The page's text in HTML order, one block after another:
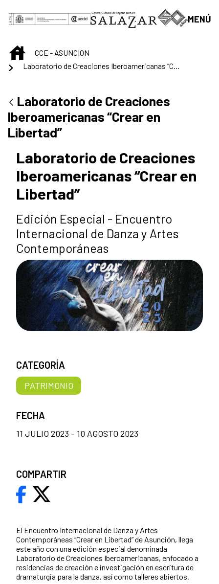
Saltar al contenido principal
MENÚ
INICIOCCE - ASUNCION
Laboratorio de Creaciones
Iberoamericanas “Crear en
Libertad”
Laboratorio de Creaciones
Iberoamericanas “Crear en
Libertad”
Edición Especial - Encuentro
Internacional de Danza y Artes
Contemporáneas
El Encuentro Internacional de Danza y Artes
Contemporáneas “Crear en Libertad” de Asunción, llega
este año con una edición especial denominada
Laboratorio de Creaciones Iberoamericanas, enfocado a
residencias de creación e investigación en escritura de
dramaturgia para la danza, así como talleres abiertos.
CATEGORÍA
PATRIMONIO
FECHA
11 JULIO 2023 - 10 AGOSTO 2023
COMPARTIR